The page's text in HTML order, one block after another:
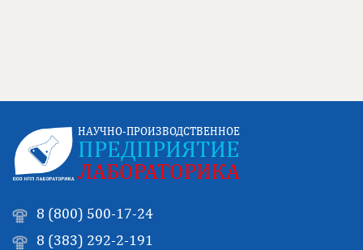
НАУЧНО-ПРОИЗВОДСТВЕННОЕ
ПРЕДПРИЯТИЕ
ЛАБОРАТОРИКА
8 (800) 500-17-24
8 (383) 292-2-191